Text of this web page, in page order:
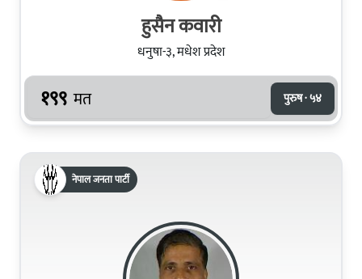
हुसैन कवारी
धनुषा-३, मधेश प्रदेश
१९९ मत पुरुष · ५४
नेपाल जनता पार्टी